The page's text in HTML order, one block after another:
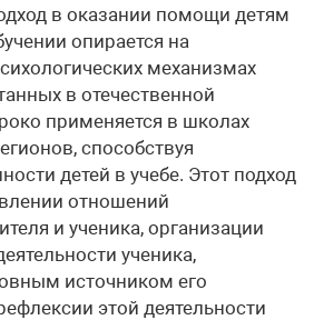
в оказании помощи детям
опирается на
механизмах
в отечественной
применяется в школах
способствуя
детей в учебе. Этот подход
отношений
и ученика, организации
ученика,
источником его
этой деятельности